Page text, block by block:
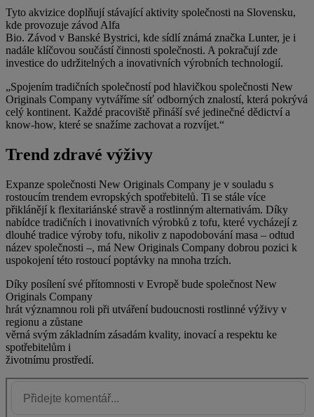
Tyto akvizice doplňují stávající aktivity společnosti na Slovensku,
kde provozuje závod Alfa
Bio. Závod v Banské Bystrici, kde sídlí známá značka Lunter, je i
nadále klíčovou součástí činnosti společnosti. A pokračují zde
investice do udržitelných a inovativních výrobních technologií.
„Spojením tradičních společností pod hlavičkou společnosti New
Originals Company vytváříme síť odborných znalostí, která pokrývá
celý kontinent. Každé pracoviště přináší své jedinečné dědictví a
know-how, které se snažíme zachovat a rozvíjet.“
Trend zdravé výživy
Expanze společnosti New Originals Company je v souladu s
rostoucím trendem evropských spotřebitelů. Ti se stále více
přiklánějí k flexitariánské stravě a rostlinným alternativám. Díky
nabídce tradičních i inovativních výrobků z tofu, které vycházejí z
dlouhé tradice výroby tofu, nikoliv z napodobování masa – odtud
název společnosti –, má New Originals Company dobrou pozici k
uspokojení této rostoucí poptávky na mnoha trzích.
Díky posílení své přítomnosti v Evropě bude společnost New
Originals Company
hrát významnou roli při utváření budoucnosti rostlinné výživy v
regionu a zůstane
věrná svým základním zásadám kvality, inovací a respektu ke
spotřebitelům i
životnímu prostředí.